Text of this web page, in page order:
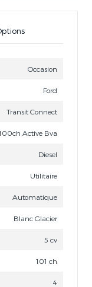
Occasion
Ford
Transit Connect
Active Bva
Diesel
Utilitaire
Automatique
Blanc Glacier
5 cv
101 ch
4